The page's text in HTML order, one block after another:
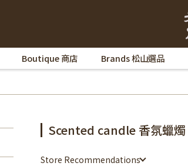
Boutique 商店 Brands 松山選品
Scented candle 香氛蠟燭
Store Recommendations